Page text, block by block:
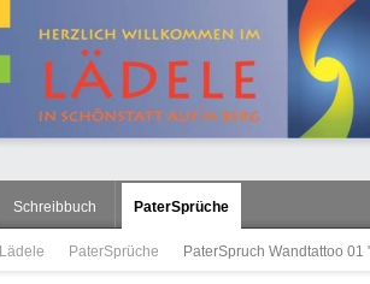
Schreibbuch PaterSprüche
Lädele PaterSprüche PaterSpruch Wandtattoo